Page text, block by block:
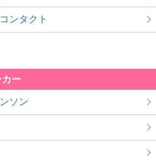
ンタクト
カー
ソン